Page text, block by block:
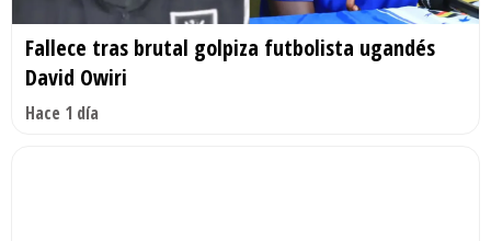
Fallece tras brutal golpiza futbolista ugandés
David Owiri
Hace 1 día